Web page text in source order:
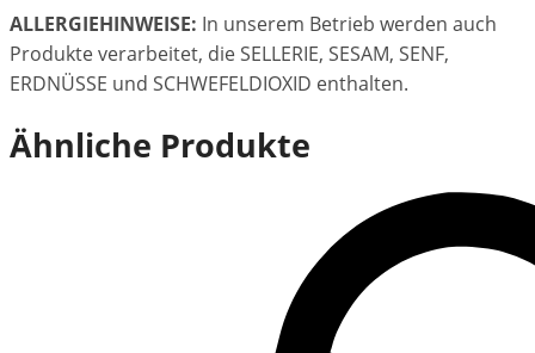
ALLERGIEHINWEISE: In unserem Betrieb werden auch
Produkte verarbeitet, die SELLERIE, SESAM, SENF,
ERDNÜSSE und SCHWEFELDIOXID enthalten.
Ähnliche Produkte